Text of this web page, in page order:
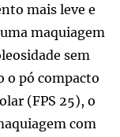
mais leve e
maquiagem
sem
o pó compacto
(FPS 25), o
com